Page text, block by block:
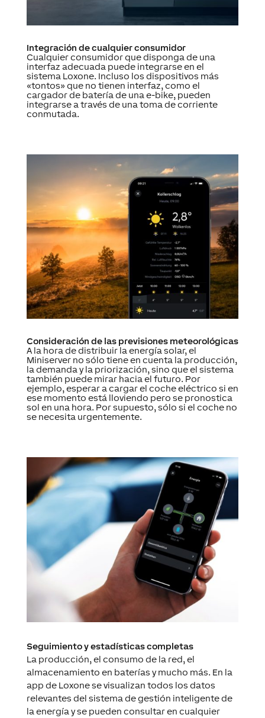
Integración de cualquier consumidor
Cualquier consumidor que disponga de una
interfaz adecuada puede integrarse en el
sistema Loxone. Incluso los dispositivos más
«tontos» que no tienen interfaz, como el
cargador de batería de una e-bike, pueden
integrarse a través de una toma de corriente
conmutada.
Consideración de las previsiones meteorológicas
A la hora de distribuir la energía solar, el
Miniserver no sólo tiene en cuenta la producción,
la demanda y la priorización, sino que el sistema
también puede mirar hacia el futuro. Por
ejemplo, esperar a cargar el coche eléctrico si en
ese momento está lloviendo pero se pronostica
sol en una hora. Por supuesto, sólo si el coche no
se necesita urgentemente.
Seguimiento y estadísticas completas
La producción, el consumo de la red, el
almacenamiento en baterías y mucho más. En la
app de Loxone se visualizan todos los datos
relevantes del sistema de gestión inteligente de
la energía y se pueden consultar en cualquier